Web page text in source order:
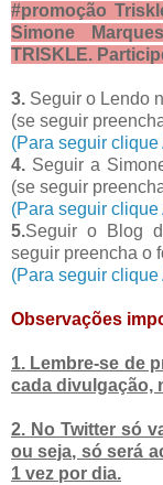
#promoção
Simone
TRISKLE.
3. Seguir o Lendo
(se seguir
(Para seguir clique
4. Seguir a
(se seguir
(Para seguir clique
5.Seguir o Blog
seguir preencha o
(Para seguir clique
Observações
1. Lembre-se de
cada divulgação,
2. No Twitter só
ou seja, só será
1 vez por dia.